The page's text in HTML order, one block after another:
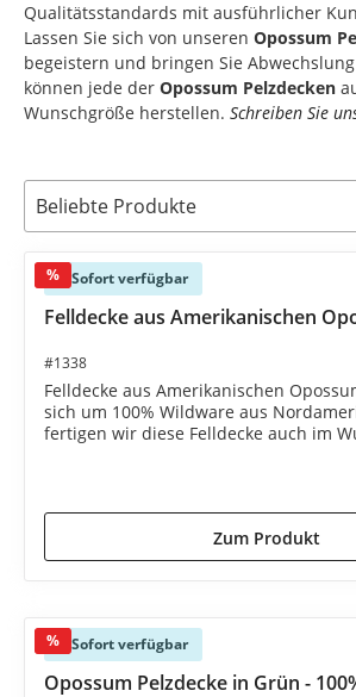
Qualitätsstandards mit ausführlicher
Lassen Sie sich von unseren Opossum
begeistern und bringen Sie
können jede der Opossum Pelzdecken
Wunschgröße herstellen. Schreiben Sie
% Sofort verfügbar
Felldecke aus Amerikanischen
#1338
Felldecke aus Amerikanischen
sich um 100% Wildware aus
fertigen wir diese Felldecke auch im
Zum Produkt
% Sofort verfügbar
Opossum Pelzdecke in Grün -